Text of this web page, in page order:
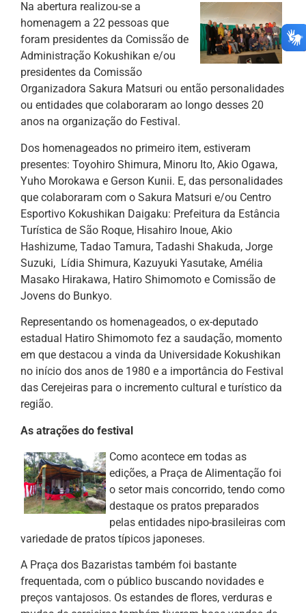
Na abertura realizou-se a
homenagem a 22 pessoas que
foram presidentes da Comissão de
Administração Kokushikan e/ou
presidentes da Comissão
Organizadora Sakura Matsuri ou então personalidades
ou entidades que colaboraram ao longo desses 20
anos na organização do Festival.
Dos homenageados no primeiro item, estiveram
presentes: Toyohiro Shimura, Minoru Ito, Akio Ogawa,
Yuho Morokawa e Gerson Kunii. E, das personalidades
que colaboraram com o Sakura Matsuri e/ou Centro
Esportivo Kokushikan Daigaku: Prefeitura da Estância
Turística de São Roque, Hisahiro Inoue, Akio
Hashizume, Tadao Tamura, Tadashi Shakuda, Jorge
Suzuki, Lídia Shimura, Kazuyuki Yasutake, Amélia
Masako Hirakawa, Hatiro Shimomoto e Comissão de
Jovens do Bunkyo.
Representando os homenageados, o ex-deputado
estadual Hatiro Shimomoto fez a saudação, momento
em que destacou a vinda da Universidade Kokushikan
no início dos anos de 1980 e a importância do Festival
das Cerejeiras para o incremento cultural e turístico da
região.
As atrações do festival
Como acontece em todas as
edições, a Praça de Alimentação foi
o setor mais concorrido, tendo como
destaque os pratos preparados
pelas entidades nipo-brasileiras com
variedade de pratos típicos japoneses.
A Praça dos Bazaristas também foi bastante
frequentada, com o público buscando novidades e
preços vantajosos. Os estandes de flores, verduras e